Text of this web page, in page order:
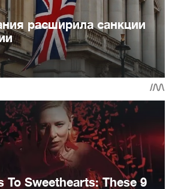
расширила санкции